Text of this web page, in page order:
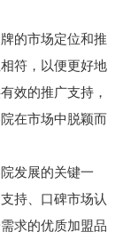
的市场定位和推
符，以便更好地
效的推广支持，
在市场中脱颖而
发展的关键一
持、口碑市场认
求的优质加盟品